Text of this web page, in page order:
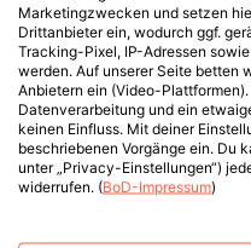
Marketingzwecken und setzen
Drittanbieter ein, wodurch ggf.
Tracking-Pixel, IP-Adressen
werden. Auf unserer Seite betten
Anbietern ein (Video-
Datenverarbeitung und ein
keinen Einfluss. Mit deiner
beschriebenen Vorgänge ein. Du
unter „Privacy-Einstellungen“)
widerrufen. (BoD-Impressum)